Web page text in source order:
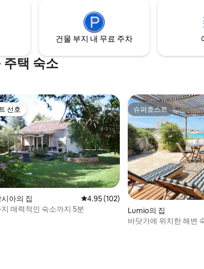
물이 안전하게 돌아다
건물 부지 내 무료 주차
주택 숙소
선호
선호
아의 집 평점 4.95점(5점 만점), 후기 102개
4.95 (102)
매력적인 숙소까지 5분
슈퍼호스트
슈퍼호스트
Lumio의 집
바닷가에 위치한 해변